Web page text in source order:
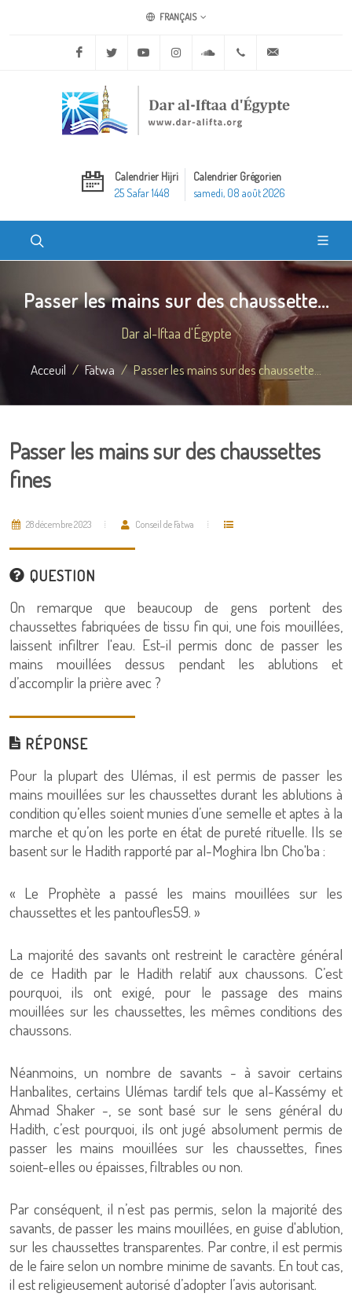
FRANÇAIS
Facebook Twitter Youtube Instagram Soundcloud+20 2 25970400
Calendrier Hijri
25 Safar 1448
Calendrier Grégorien
samedi, 08 août 2026
Passer les mains sur des chaussette...
Dar al-Iftaa d'Égypte
Acceuil Fatwa Passer les mains sur des chaussette...
Passer les mains sur des chaussettes
fines
28 décembre 2023 Conseil de Fatwa
QUESTION
On remarque que beaucoup de gens portent des
chaussettes fabriquées de tissu fin qui, une fois mouillées,
laissent infiltrer l'eau. Est-il permis donc de passer les
mains mouillées dessus pendant les ablutions et
d’accomplir la prière avec ?
RÉPONSE
Pour la plupart des Ulémas, il est permis de passer les
mains mouillées sur les chaussettes durant les ablutions à
condition qu’elles soient munies d’une semelle et aptes à la
marche et qu’on les porte en état de pureté rituelle. Ils se
basent sur le Hadith rapporté par al-Moghira Ibn Cho'ba :
« Le Prophète a passé les mains mouillées sur les
chaussettes et les pantoufles59. »
La majorité des savants ont restreint le caractère général
de ce Hadith par le Hadith relatif aux chaussons. C’est
pourquoi, ils ont exigé, pour le passage des mains
mouillées sur les chaussettes, les mêmes conditions des
chaussons.
Néanmoins, un nombre de savants - à savoir certains
Hanbalites, certains Ulémas tardif tels que al-Kassémy et
Ahmad Shaker -, se sont basé sur le sens général du
Hadith, c’est pourquoi, ils ont jugé absolument permis de
passer les mains mouillées sur les chaussettes, fines
soient-elles ou épaisses, filtrables ou non.
Par conséquent, il n’est pas permis, selon la majorité des
savants, de passer les mains mouillées, en guise d'ablution,
sur les chaussettes transparentes. Par contre, il est permis
de le faire selon un nombre minime de savants. En tout cas,
il est religieusement autorisé d’adopter l’avis autorisant.